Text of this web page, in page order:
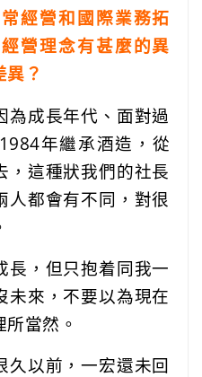
經營和國際業務拓
營理念有甚麼的異
異？
為成長年代、面對過
年繼承酒造，從
，這種狀我們的社長
人都會有不同，對很
長，但只抱着同我一
未來，不要以為現在
當然。
久以前，一宏還未回